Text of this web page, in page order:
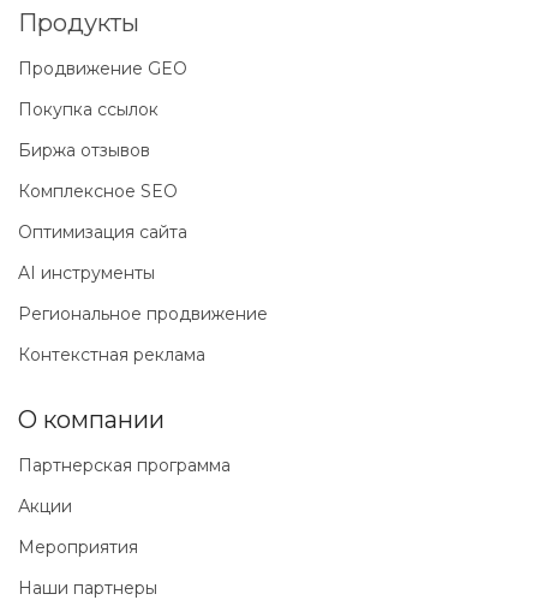
Продукты
Продвижение GEO
Покупка ссылок
Биржа отзывов
Комплексное SEO
Оптимизация сайта
AI инструменты
Региональное продвижение
Контекстная реклама
О компании
Партнерская программа
Акции
Мероприятия
Наши партнеры